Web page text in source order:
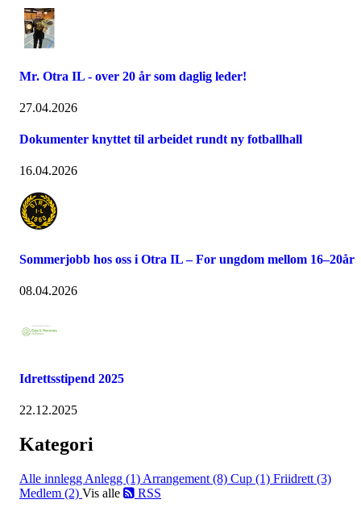
Mr. Otra IL - over 20 år som daglig leder!
27.04.2026
Dokumenter knyttet til arbeidet rundt ny fotballhall
16.04.2026
Sommerjobb hos oss i Otra IL – For ungdom mellom 16–20år
08.04.2026
Idrettsstipend 2025
22.12.2025
Kategori
Alle innlegg Anlegg (1) Arrangement (8) Cup (1) Friidrett (3)
Medlem (2) Vis alle RSS